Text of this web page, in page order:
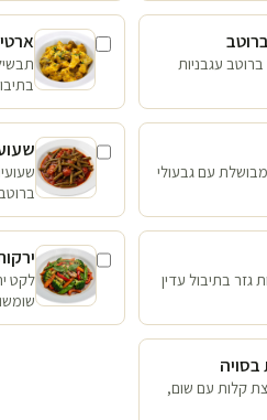
ברוטב עגבניות
עם גבעולי
גזר בתיבול עדין
לקט
קלות עם שום,